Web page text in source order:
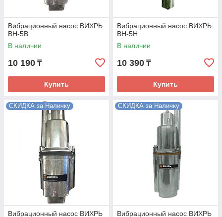
Вибрационный насос ВИХРЬ
ВН-5В
В наличии
10 190 ₸
Купить
Вибрационный насос ВИХРЬ
ВН-5Н
В наличии
10 390 ₸
Купить
СКИДКА за Наличку
Вибрационный насос ВИХРЬ
СКИДКА за Наличку
Вибрационный насос ВИХРЬ